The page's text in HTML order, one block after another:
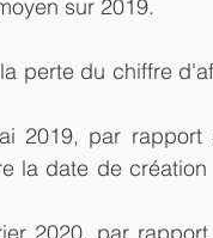
sur 2019.
perte du chiffre
2019, par rapport
la date de